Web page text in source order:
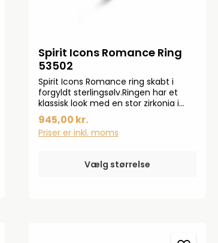
Spirit Icons Romance Ring
53502
Spirit Icons Romance ring skabt i
forgyldt sterlingsølv.Ringen har et
klassisk look med en stor zirkonia i
midten med små omkransende
zirkonia.
945,00 kr.
Priser er inkl. moms
Vælg størrelse